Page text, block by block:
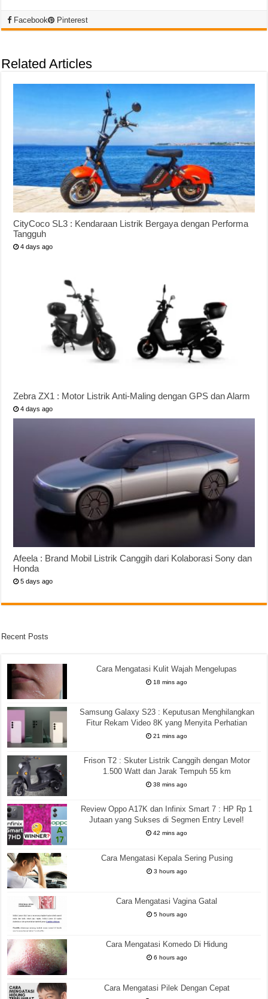
Facebook Pinterest
Related Articles
CityCoco SL3 : Kendaraan Listrik Bergaya dengan Performa
Tangguh
4 days ago
Zebra ZX1 : Motor Listrik Anti-Maling dengan GPS dan Alarm
4 days ago
Afeela : Brand Mobil Listrik Canggih dari Kolaborasi Sony dan
Honda
5 days ago
Recent Posts
Cara Mengatasi Kulit Wajah Mengelupas
18 mins ago
Samsung Galaxy S23 : Keputusan Menghilangkan
Fitur Rekam Video 8K yang Menyita Perhatian
21 mins ago
Frison T2 : Skuter Listrik Canggih dengan Motor
1.500 Watt dan Jarak Tempuh 55 km
38 mins ago
Review Oppo A17K dan Infinix Smart 7 : HP Rp 1
Jutaan yang Sukses di Segmen Entry Level!
42 mins ago
Cara Mengatasi Kepala Sering Pusing
3 hours ago
Cara Mengatasi Vagina Gatal
5 hours ago
Cara Mengatasi Komedo Di Hidung
6 hours ago
Cara Mengatasi Pilek Dengan Cepat